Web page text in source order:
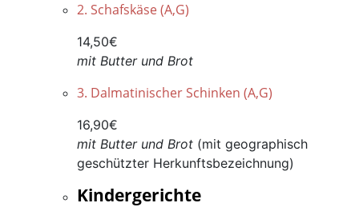
2. Schafskäse (A,G)
14,50€
mit Butter und Brot
3. Dalmatinischer Schinken (A,G)
16,90€
mit Butter und Brot (mit geographisch
geschützter Herkunftsbezeichnung)
Kindergerichte